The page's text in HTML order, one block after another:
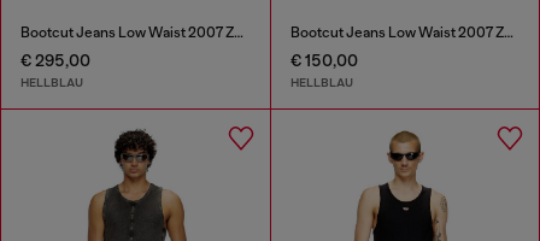
Bootcut Jeans Low Waist 2007 Zatiny
€ 295,00
HELLBLAU
Bootcut Jeans Low Waist 2007 Zatiny
€ 150,00
HELLBLAU